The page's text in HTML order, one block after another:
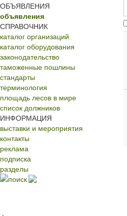
ОБЪЯВЛЕНИЯ
объявления
СПРАВОЧНИК
каталог организаций
каталог оборудования
законодательство
таможенные пошлины
стандарты
терминология
площадь лесов в мире
список должников
ИНФОРМАЦИЯ
выставки и мероприятия
контакты
реклама
подписка
разделы
поиск